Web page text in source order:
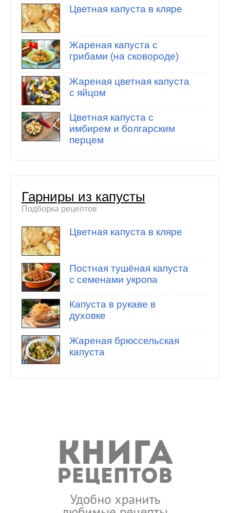
Цветная капуста в кляре
Жареная капуста с
грибами (на сковороде)
Жареная цветная капуста
с яйцом
Цветная капуста с
имбирем и болгарским
перцем
Гарниры из капусты
Подборка рецептов
Цветная капуста в кляре
Постная тушёная капуста
с семенами укропа
Капуста в рукаве в
духовке
Жареная брюссельская
капуста